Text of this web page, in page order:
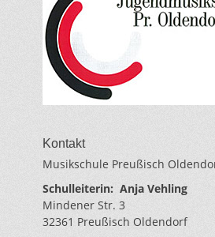
Kontakt
Musikschule Preußisch
Schulleiterin: Anja Vehling
Mindener Str. 3
32361 Preußisch Oldendorf